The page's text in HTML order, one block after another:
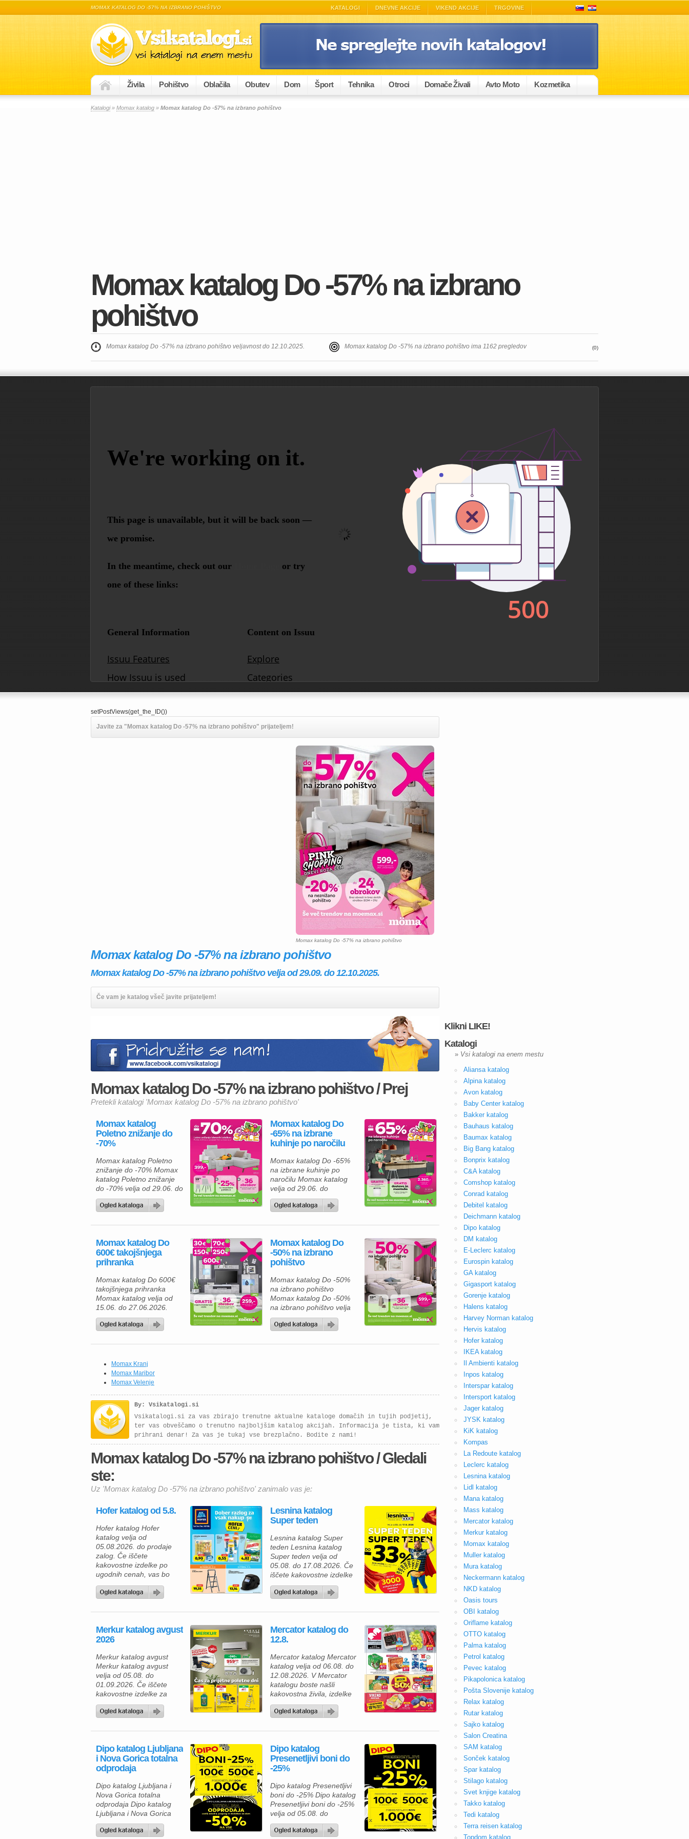
MOMAX KATALOG DO -57% NA IZBRANO POHIŠTVO KATALOGI DNEVNE AKCIJE VIKEND AKCIJE TRGOVINE
Živila Pohištvo Oblačila Obutev Dom Šport Tehnika Otroci Domače Živali Avto Moto Kozmetika
Katalogi» Momax katalog » Momax katalog Do -57% na izbrano pohištvo
Momax katalog Do -57% na izbrano
pohištvo
Momax katalog Do -57% na izbrano pohištvo veljavnost do 12.10.2025. Momax katalog Do -57% na izbrano pohištvo ima 1162 pregledov (0)
setPostViews(get_the_ID())
Javite za "Momax katalog Do -57% na izbrano pohištvo" prijateljem!
Momax katalog Do -57% na izbrano pohištvo
Momax katalog Do -57% na izbrano pohištvo
Momax katalog Do -57% na izbrano pohištvo velja od 29.09. do 12.10.2025.
Če vam je katalog všeč javite prijateljem!
Momax katalog Do -57% na izbrano pohištvo / Prej
Pretekli katalogi 'Momax katalog Do -57% na izbrano pohištvo'
Momax katalog
Poletno znižanje do
-70%
Momax katalog Poletno
znižanje do -70% Momax
katalog Poletno znižanje
do -70% velja od 29.06. do
11.07.2026.
Momax katalog Do
-65% na izbrane
kuhinje po naročilu
Momax katalog Do -65%
na izbrane kuhinje po
naročilu Momax katalog
velja od 29.06. do
25.07.2026.
Momax katalog Do
600€ takojšnjega
prihranka
Momax katalog Do 600€
takojšnjega prihranka
Momax katalog velja od
15.06. do 27.06.2026.
Momax katalog Do
-50% na izbrano
pohištvo
Momax katalog Do -50%
na izbrano pohištvo
Momax katalog Do -50%
na izbrano pohištvo velja
od 01.06. do 13.06.2026.
Aktualna ponudba Momax
navdušila. Na voljo so
klasičnimi vrati MILOS […]
Momax Kranj
Momax Maribor
Momax Velenje
By: Vsikatalogi.si
Vsikatalogi.si za vas zbirajo trenutne aktualne kataloge domačih in tujih podjetij,
ter vas obveščamo o trenutno najboljšim katalog akcijah. Informacija je tista, ki vam
prihrani denar! Za vas je tukaj vse brezplačno. Bodite z nami!
Momax katalog Do -57% na izbrano pohištvo / Gledali
ste:
Uz 'Momax katalog Do -57% na izbrano pohištvo' zanimalo vas je:
Hofer katalog od 5.8.
Hofer katalog Hofer
katalog velja od
05.08.2026. do prodaje
zalog. Če iščete
kakovostne izdelke po
ugodnih cenah, vas bo
zagotovo navdušila. Med
uporabo najdete številne
pijače, izdelke za dom in
gospodinjstvo ter
različna opravila. Za hiter
zajtrk ali malico lahko
izberete piščančje
hrenovke 200 […]
Lesnina katalog
Super teden
Lesnina katalog Super
teden Lesnina katalog
Super teden velja od
05.08. do 17.08.2026. Če
iščete kakovostne izdelke
za prijetnejši in lepše
urejen dom, vas bo
Lesnina kataloga zagotovo
odlične akcijske cene in
bogato izbiro izdelkov za
kuhinjo in jedilnico ter svoj
dom opremite po
ugodnejših cenah. Poleg
številnih […]
Merkur katalog avgust
2026
Merkur katalog avgust
Merkur katalog avgust
velja od 05.08. do
01.09.2026. Če iščete
kakovostne izdelke za
dom, vrt in delavnico, vas
bo aktualna ponudba iz
navdušila. Izkoristite
izbrane izdelke in
poskrbite za udobnejše
bivanje, lažje delo ter
prostega časa. V Merkur
ponudbi vas čakajo
gospodinjski aparati,
klimatske […]
Mercator katalog do
12.8.
Mercator katalog Mercator
katalog velja od 06.08. do
12.08.2026. V Mercator
katalogu boste našli
kakovostna živila, izdelke
za gospodinjstvo in
številne priljubljene
ugodnih cenah. Zdaj je
svojo shrambo, hladilnik in
zamrzovalnik ter pri tem
tudi prihranite. Za pripravo
izberete Premium
Mercator čevapčiče v
pakiranju 500 […]
Dipo katalog Ljubljana
i Nova Gorica totalna
odprodaja
Dipo katalog Ljubljana i
Nova Gorica totalna
odprodaja Dipo katalog
Ljubljana i Nova Gorica
totalna odprodaja velja od
05.08. do 08.08.2026.
Dipo katalog
Presenetljivi boni do
-25%
Dipo katalog Presenetljivi
boni do -25% Dipo katalog
Presenetljivi boni do -25%
velja od 05.08. do
08.08.2026. Predstavljamo
vam privlačno ponudbo iz
Klikni LIKE!
Katalogi
» Vsi katalogi na enem mestu
Aliansa katalog
Alpina katalog
Avon katalog
Baby Center katalog
Bakker katalog
Bauhaus katalog
Baumax katalog
Big Bang katalog
Bonprix katalog
C&A katalog
Comshop katalog
Conrad katalog
Debitel katalog
Deichmann katalog
Dipo katalog
DM katalog
E-Leclerc katalog
Eurospin katalog
GA katalog
Gigasport katalog
Gorenje katalog
Halens katalog
Harvey Norman katalog
Hervis katalog
Hofer katalog
IKEA katalog
Il Ambienti katalog
Inpos katalog
Interspar katalog
Intersport katalog
Jager katalog
JYSK katalog
KiK katalog
Kompas
La Redoute katalog
Leclerc katalog
Lesnina katalog
Lidl katalog
Mana katalog
Mass katalog
Mercator katalog
Merkur katalog
Momax katalog
Muller katalog
Mura katalog
Neckermann katalog
NKD katalog
Oasis tours
OBI katalog
Oriflame katalog
OTTO katalog
Palma katalog
Petrol katalog
Pevec katalog
Pikapolonica katalog
Pošta Slovenije katalog
Relax katalog
Rutar katalog
Sajko katalog
Salon Creatina
SAM katalog
Sonček katalog
Spar katalog
Stilago katalog
Svet knjige katalog
Takko katalog
Tedi katalog
Terra reisen katalog
Topdom katalog